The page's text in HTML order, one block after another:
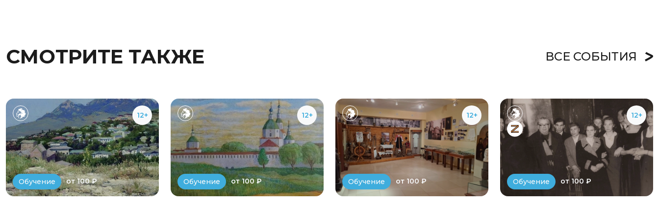
СМОТРИТЕ ТАКЖЕ ВСЕ СОБЫТИЯ
12+
Обучение от 100 ₽
12+
Обучение от 100 ₽
12+
Обучение от 100 ₽
12+
Обучение от 100 ₽